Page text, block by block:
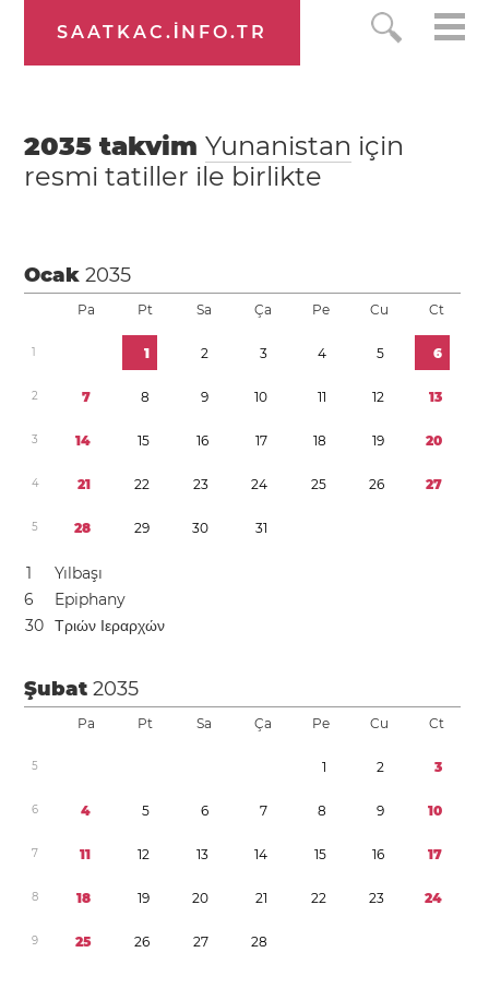
SAATKAC.INFO.TR
2035 takvimYunanistan için
resmi tatiller ile birlikte
Ocak2035
Pa Pt Sa Ça Pe Cu Ct
1 1 2 3 4 5 6
2 7 8 9 10 11 12 13
3 14 15 16 17 18 19 20
4 21 22 23 24 25 26 27
5 28 29 30 31
1
Yılbaşı
6
Epiphany
30 Τριών Ιεραρχών
Şubat2035
Pa Pt Sa Ça Pe Cu Ct
5 1 2 3
6 4 5 6 7 8 9 10
7 11 12 13 14 15 16 17
8 18 19 20 21 22 23 24
9 25 26 27 28